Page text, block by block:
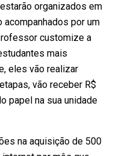
organizados em
por um
customize a
mais
eles vão realizar
vão receber R$
papel na sua unidade
na aquisição de 500